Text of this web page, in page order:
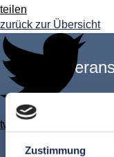
Zustimmung
teilen
twittern
zurück zur Übersicht
Keine